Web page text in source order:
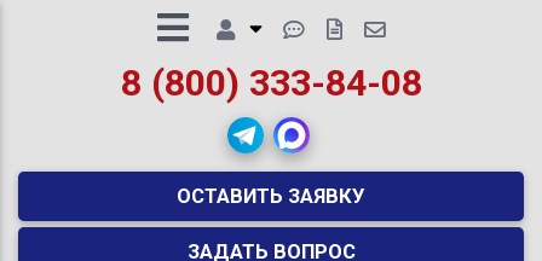
8 (800) 333-84-08
ОСТАВИТЬ ЗАЯВКУ
ЗАДАТЬ ВОПРОС